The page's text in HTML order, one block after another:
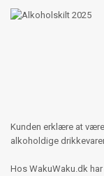
Kunden erklære at
alkoholdige
Hos WakuWaku.dk